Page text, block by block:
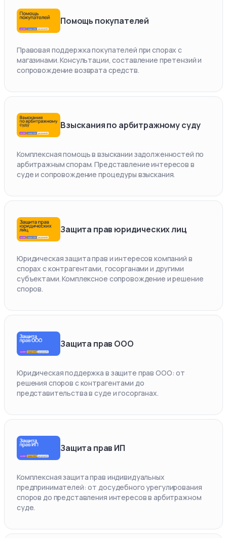
Помощь покупателей
Правовая поддержка покупателей при спорах с
магазинами. Консультации, составление претензий и
сопровождение возврата средств.
Взыскания по арбитражному суду
Комплексная помощь в взыскании задолженностей по
арбитражным спорам. Представление интересов в
суде и сопровождение процедуры взыскания.
Защита прав юридических лиц
Юридическая защита прав и интересов компаний в
спорах с контрагентами, госорганами и другими
субъектами. Комплексное сопровождение и решение
споров.
Защита прав ООО
Юридическая поддержка в защите прав ООО: от
решения споров с контрагентами до
представительства в суде и госорганах.
Защита прав ИП
Комплексная защита прав индивидуальных
предпринимателей: от досудебного урегулирования
споров до представления интересов в арбитражном
суде.